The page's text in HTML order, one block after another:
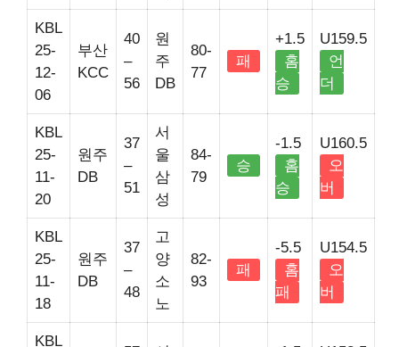
KBL
25-
12-
06
부산
KCC
40
–
56
원
주
DB
80-
77
패
+1.5
홈
승
U159.5
언
더
KBL
25-
11-
20
원주
DB
37
–
51
서
울
삼
성
84-
79
승
-1.5
홈
승
U160.5
오
버
KBL
25-
11-
18
원주
DB
37
–
48
고
양
소
노
82-
93
패
-5.5
홈
패
U154.5
오
버
KBL